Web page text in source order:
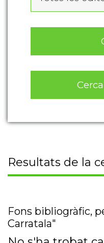
Resultats de la
Fons bibliogràfic,
Carratala"